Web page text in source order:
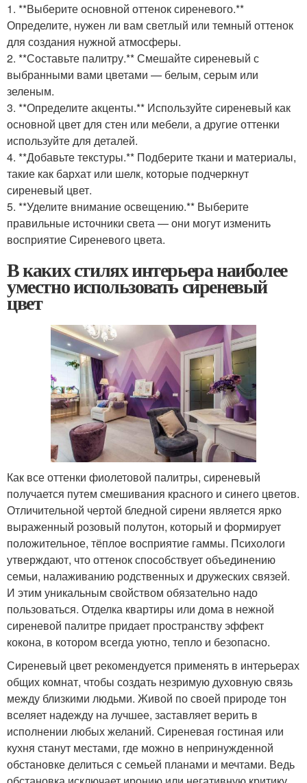
1. **Выберите основной оттенок сиреневого.**
Определите, нужен ли вам светлый или темный оттенок
для создания нужной атмосферы.
2. **Составьте палитру.** Смешайте сиреневый с
выбранными вами цветами — белым, серым или
зеленым.
3. **Определите акценты.** Используйте сиреневый как
основной цвет для стен или мебели, а другие оттенки
используйте для деталей.
4. **Добавьте текстуры.** Подберите ткани и материалы,
такие как бархат или шелк, которые подчеркнут
сиреневый цвет.
5. **Уделите внимание освещению.** Выберите
правильные источники света — они могут изменить
восприятие Сиреневого цвета.
В каких стилях интерьера наиболее
уместно использовать сиреневый
цвет
Как все оттенки фиолетовой палитры, сиреневый
получается путем смешивания красного и синего цветов.
Отличительной чертой бледной сирени является ярко
выраженный розовый полутон, который и формирует
положительное, тёплое восприятие гаммы. Психологи
утверждают, что оттенок способствует объединению
семьи, налаживанию родственных и дружеских связей.
И этим уникальным свойством обязательно надо
пользоваться. Отделка квартиры или дома в нежной
сиреневой палитре придает пространству эффект
кокона, в котором всегда уютно, тепло и безопасно.
Сиреневый цвет рекомендуется применять в интерьерах
общих комнат, чтобы создать незримую духовную связь
между близкими людьми. Живой по своей природе тон
вселяет надежду на лучшее, заставляет верить в
исполнении любых желаний. Сиреневая гостиная или
кухня станут местами, где можно в непринужденной
обстановке делиться с семьей планами и мечтами. Ведь